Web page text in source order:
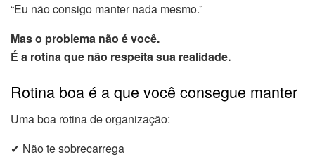
“Eu não consigo manter nada mesmo.”
Mas o problema não é você.
É a rotina que não respeita sua realidade.
Rotina boa é a que você consegue manter
Uma boa rotina de organização:
✔ Não te sobrecarrega